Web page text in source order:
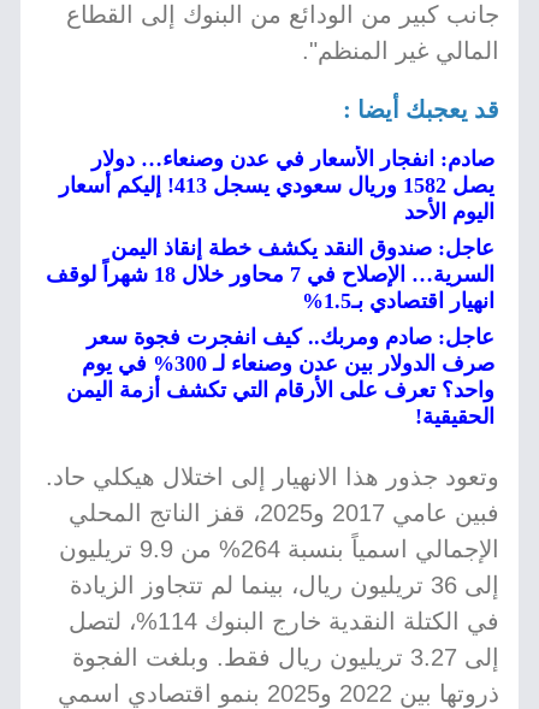
جانب كبير من الودائع من البنوك إلى القطاع
المالي غير المنظم".
قد يعجبك أيضا :
صادم: انفجار الأسعار في عدن وصنعاء… دولار
يصل 1582 وريال سعودي يسجل 413! إليكم أسعار
اليوم الأحد
عاجل: صندوق النقد يكشف خطة إنقاذ اليمن
السرية… الإصلاح في 7 محاور خلال 18 شهراً لوقف
انهيار اقتصادي بـ1.5%
عاجل: صادم ومربك.. كيف انفجرت فجوة سعر
صرف الدولار بين عدن وصنعاء لـ 300% في يوم
واحد؟ تعرف على الأرقام التي تكشف أزمة اليمن
الحقيقية!
وتعود جذور هذا الانهيار إلى اختلال هيكلي حاد.
فبين عامي 2017 و2025، قفز الناتج المحلي
الإجمالي اسمياً بنسبة 264% من 9.9 تريليون
إلى 36 تريليون ريال، بينما لم تتجاوز الزيادة
في الكتلة النقدية خارج البنوك 114%، لتصل
إلى 3.27 تريليون ريال فقط. وبلغت الفجوة
ذروتها بين 2022 و2025 بنمو اقتصادي اسمي